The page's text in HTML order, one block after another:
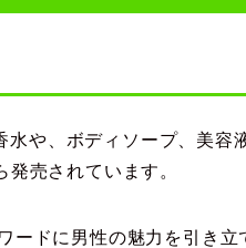
や、ボディソープ、美容
売されています。
ードに男性の魅力を引き立